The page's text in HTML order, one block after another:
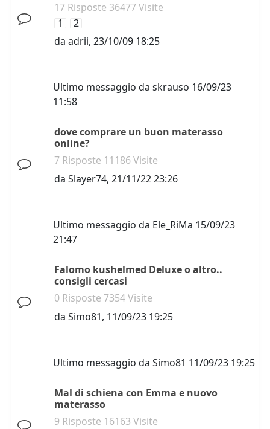
17 Risposte 36477 Visite
1
2
da adrii, 23/10/09 18:25
Ultimo messaggio da skrauso 16/09/23
11:58
dove comprare un buon materasso
online?
7 Risposte 11186 Visite
da Slayer74, 21/11/22 23:26
Ultimo messaggio da Ele_RiMa 15/09/23
21:47
Falomo kushelmed Deluxe o altro..
consigli cercasi
0 Risposte 7354 Visite
da Simo81, 11/09/23 19:25
Ultimo messaggio da Simo81 11/09/23 19:25
Mal di schiena con Emma e nuovo
materasso
9 Risposte 16163 Visite